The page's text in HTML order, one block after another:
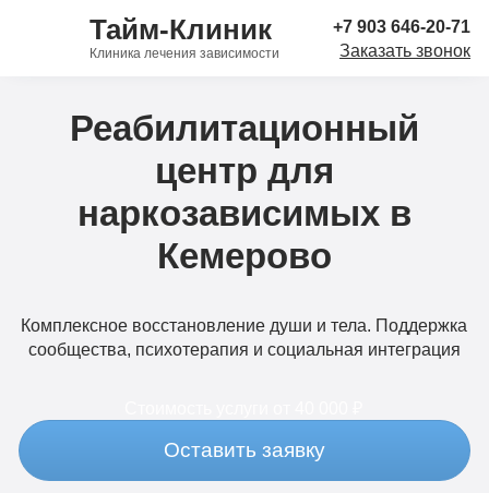
Тайм-Клиник
Клиника лечения зависимости
+7 903 646-20-71
Заказать звонок
Реабилитационный
центр для
наркозависимых в
Кемерово
Комплексное восстановление души и тела. Поддержка
сообщества, психотерапия и социальная интеграция
Оставить заявку